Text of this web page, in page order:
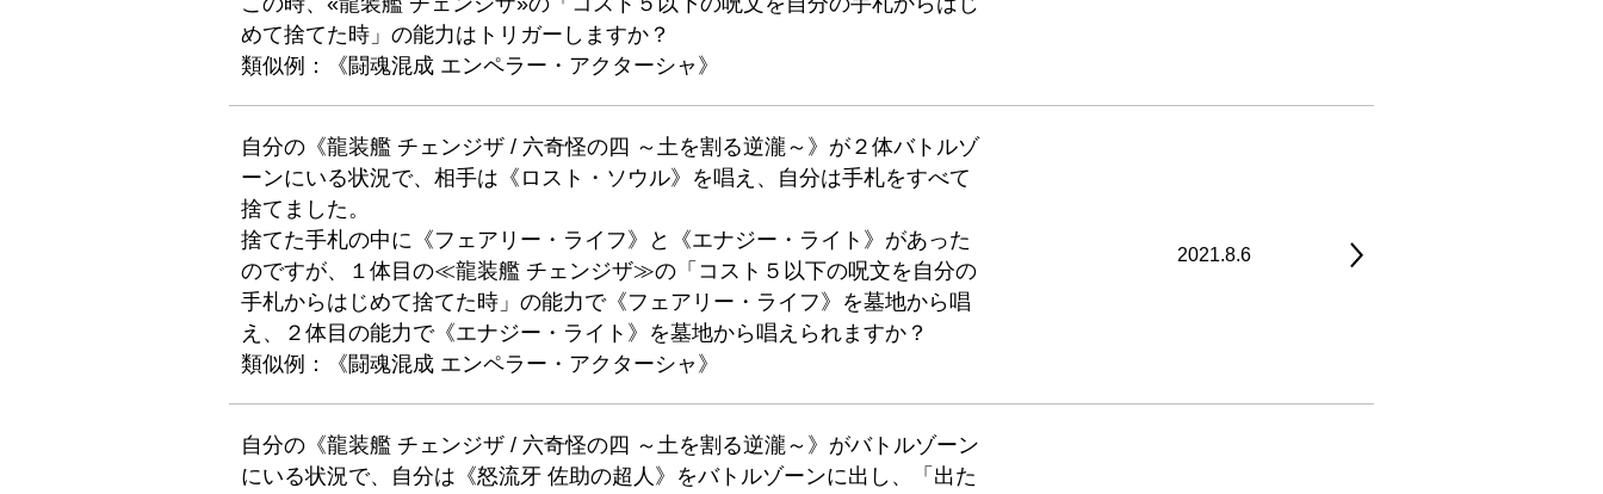
めて捨てた時」の能力はトリガーしますか？
類似例：《闘魂混成 エンペラー・アクターシャ》
自分の《龍装艦 チェンジザ / 六奇怪の四 ～土を割る逆瀧～》が２体バトルゾ
ーンにいる状況で、相手は《ロスト・ソウル》を唱え、自分は手札をすべて
捨てました。
捨てた手札の中に《フェアリー・ライフ》と《エナジー・ライト》があった
のですが、１体目の≪龍装艦 チェンジザ≫の「コスト５以下の呪文を自分の
手札からはじめて捨てた時」の能力で《フェアリー・ライフ》を墓地から唱
え、２体目の能力で《エナジー・ライト》を墓地から唱えられますか？
類似例：《闘魂混成 エンペラー・アクターシャ》
2021.8.6
自分の《龍装艦 チェンジザ / 六奇怪の四 ～土を割る逆瀧～》がバトルゾーン
にいる状況で、自分は《怒流牙 佐助の超人》をバトルゾーンに出し、「出た